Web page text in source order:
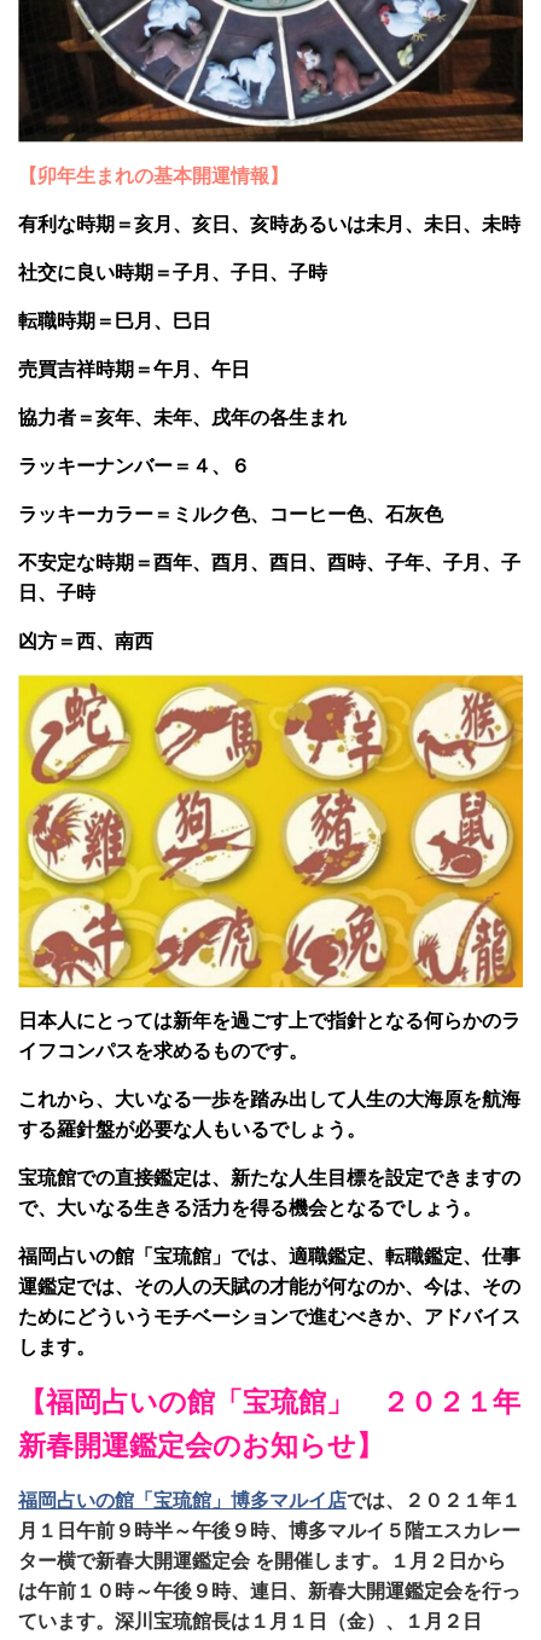
【卯年生まれの基本開運情報】
有利な時期＝亥月、亥日、亥時あるいは未月、未日、未時
社交に良い時期＝子月、子日、子時
転職時期＝巳月、巳日
売買吉祥時期＝午月、午日
協力者＝亥年、未年、戌年の各生まれ
ラッキーナンバー＝４、６
ラッキーカラー＝ミルク色、コーヒー色、石灰色
不安定な時期＝酉年、酉月、酉日、酉時、子年、子月、子
日、子時
凶方＝西、南西
日本人にとっては新年を過ごす上で指針となる何らかのラ
イフコンパスを求めるものです。
これから、大いなる一歩を踏み出して人生の大海原を航海
する羅針盤が必要な人もいるでしょう。
宝琉館での直接鑑定は、新たな人生目標を設定できますの
で、大いなる生きる活力を得る機会となるでしょう。
福岡占いの館「宝琉館」では、適職鑑定、転職鑑定、仕事
運鑑定では、その人の天賦の才能が何なのか、今は、その
ためにどういうモチベーションで進むべきか、アドバイス
します。
【福岡占いの館「宝琉館」 ２０２１年
新春開運鑑定会のお知らせ】
福岡占いの館「宝琉館」博多マルイ店では、２０２１年１
月１日午前９時半～午後９時、博多マルイ５階エスカレー
ター横で新春大開運鑑定会 を開催します。１月２日から
は午前１０時～午後９時、連日、新春大開運鑑定会を行っ
ています。深川宝琉館長は１月１日（金）、１月２日